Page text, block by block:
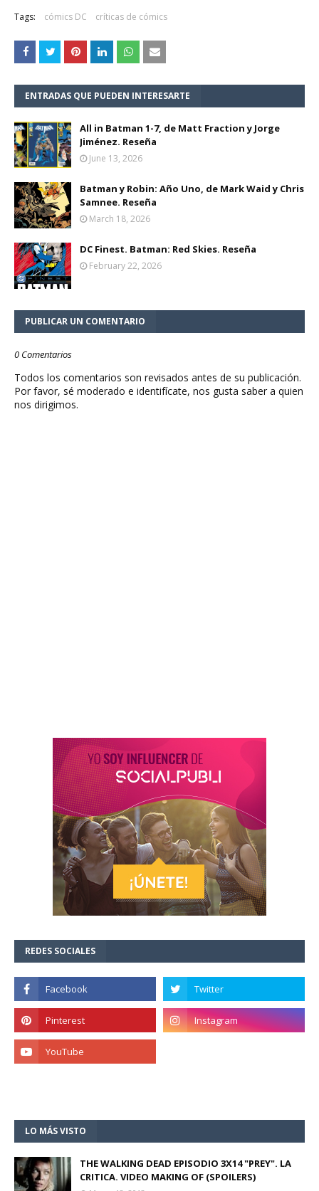
Tags: cómics DC críticas de cómics
ENTRADAS QUE PUEDEN INTERESARTE
All in Batman 1-7, de Matt Fraction y Jorge
Jiménez. Reseña
June 13, 2026
Batman y Robin: Año Uno, de Mark Waid y Chris
Samnee. Reseña
March 18, 2026
DC Finest. Batman: Red Skies. Reseña
February 22, 2026
PUBLICAR UN COMENTARIO
0 Comentarios
Todos los comentarios son revisados antes de su publicación.
Por favor, sé moderado e identifícate, nos gusta saber a quien
nos dirigimos.
REDES SOCIALES
LO MÁS VISTO
THE WALKING DEAD EPISODIO 3X14 "PREY". LA
CRITICA. VIDEO MAKING OF (SPOILERS)